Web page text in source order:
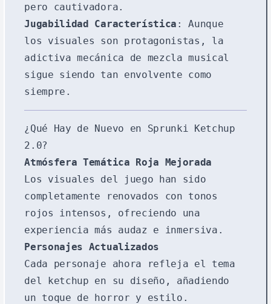
pero cautivadora.
Jugabilidad Característica : Aunque
los visuales son protagonistas, la
adictiva mecánica de mezcla musical
sigue siendo tan envolvente como
siempre.
¿Qué Hay de Nuevo en Sprunki Ketchup
2.0?
Atmósfera Temática Roja Mejorada
Los visuales del juego han sido
completamente renovados con tonos
rojos intensos, ofreciendo una
experiencia más audaz e inmersiva.
Personajes Actualizados
Cada personaje ahora refleja el tema
del ketchup en su diseño, añadiendo
un toque de horror y estilo.